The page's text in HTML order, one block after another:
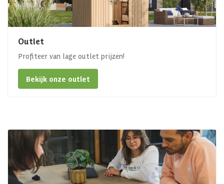
Outlet
Profiteer van lage outlet prijzen!
Bekijk onze outlet